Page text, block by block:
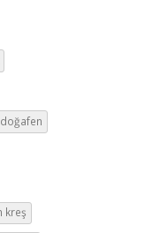
doğafen
kreş